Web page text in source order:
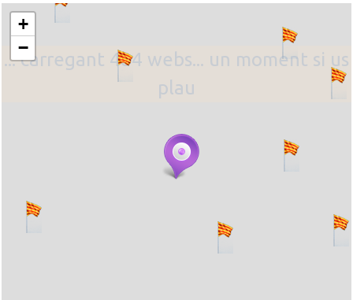
... carregant 484 webs... un moment si us
plau
+
−